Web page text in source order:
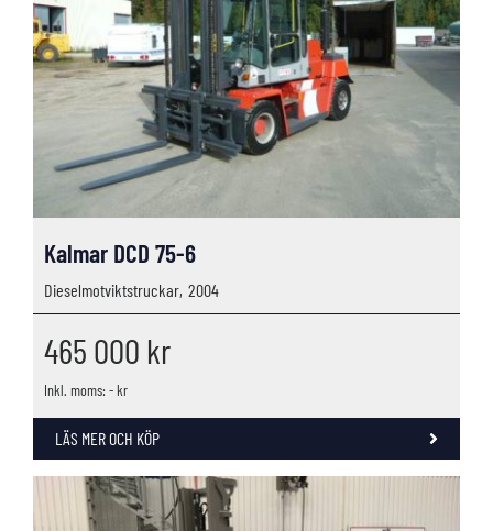
Kalmar DCD 75-6
Dieselmotviktstruckar, 2004
465 000 kr
Inkl. moms: - kr
LÄS MER OCH KÖP